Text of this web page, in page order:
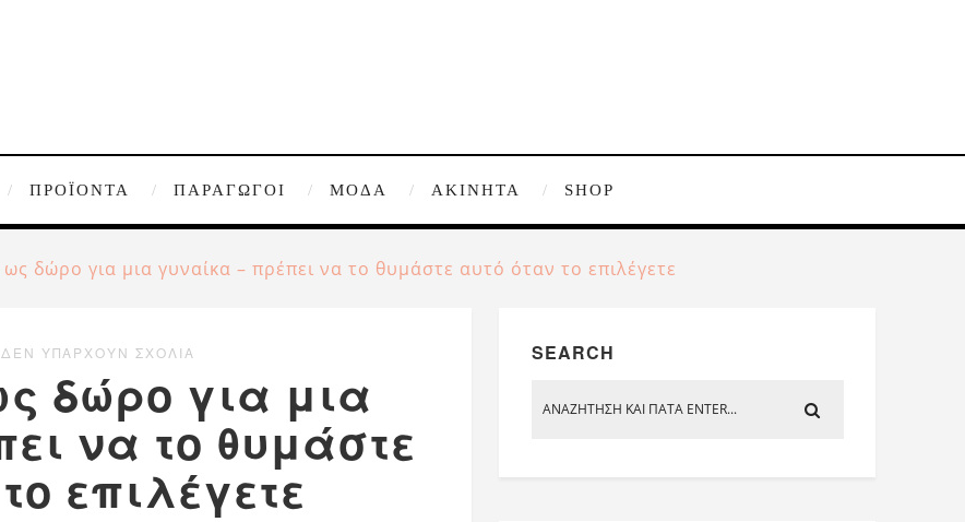
ΠΡΟΪΌΝΤΑ ΠΑΡΑΓΩΓΟΊ ΜΌΔΑ ΑΚΊΝΗΤΑ SHOP
δώρο για μια γυναίκα – πρέπει να το θυμάστε αυτό όταν το επιλέγετε
ΔΕΝ ΥΠΆΡΧΟΥΝ ΣΧΌΛΙΑ
δώρο για μια
να το θυμάστε
επιλέγετε
SEARCH